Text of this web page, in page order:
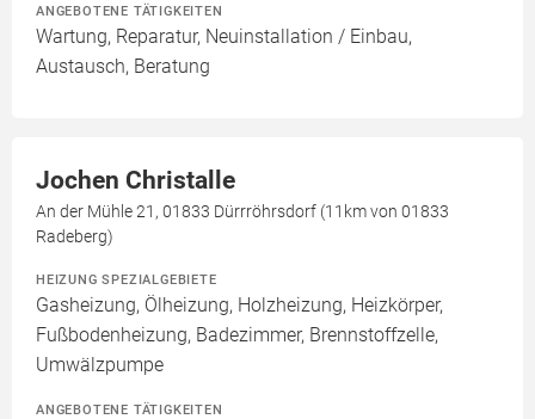
ANGEBOTENE TÄTIGKEITEN
Wartung, Reparatur, Neuinstallation / Einbau,
Austausch, Beratung
Jochen Christalle
An der Mühle 21, 01833 Dürrröhrsdorf (11km von 01833
Radeberg)
HEIZUNG SPEZIALGEBIETE
Gasheizung, Ölheizung, Holzheizung, Heizkörper,
Fußbodenheizung, Badezimmer, Brennstoffzelle,
Umwälzpumpe
ANGEBOTENE TÄTIGKEITEN